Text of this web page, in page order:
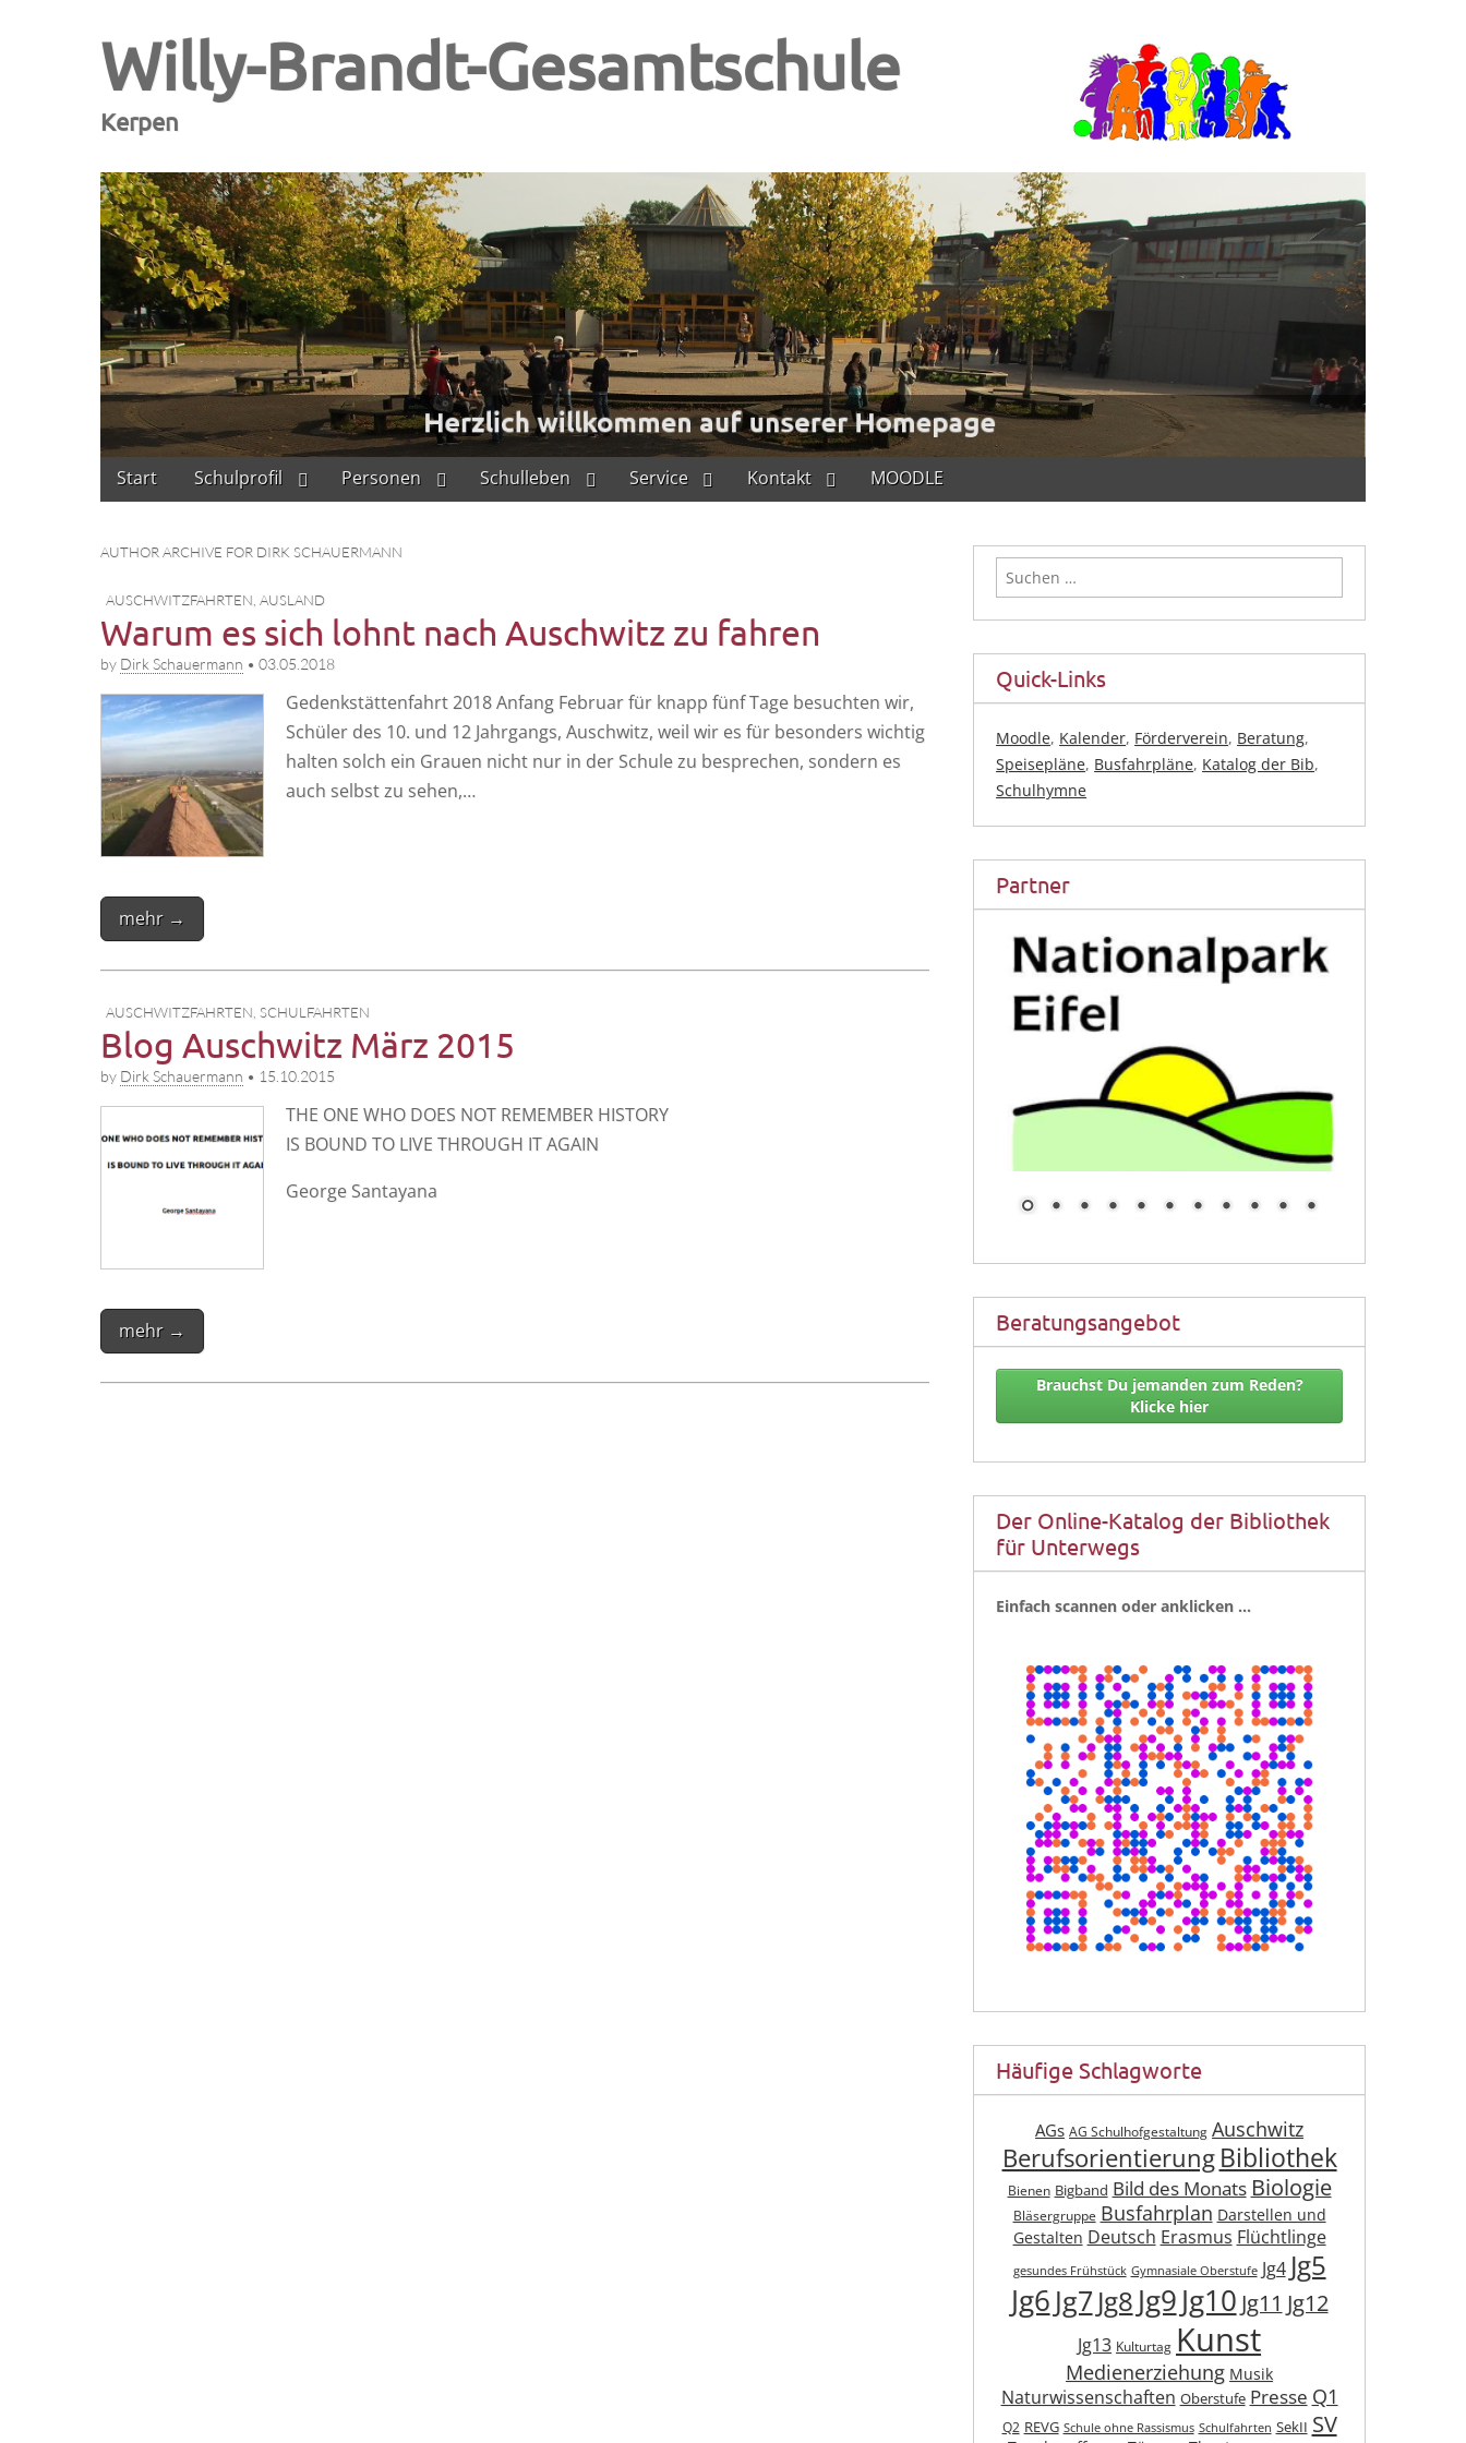
Willy-Brandt-Gesamtschule
Kerpen
Main
menu
Skip
to
Start Schulprofil Personen Schulleben Service Kontakt MOODLE
AUTHOR ARCHIVE FOR DIRK SCHAUERMANN
AUSCHWITZFAHRTEN AUSLAND
Warum es sich lohnt nach Auschwitz zu fahren
by Dirk Schauermann • 03.05.2018
Gedenk­stät­ten­fahrt 2018 Anfang Febru­ar für knapp fünf Tage besuch­ten wir,
Schü­ler des 10. und 12 Jahr­gangs, Ausch­witz, weil wir es für beson­ders wich­tig
hal­ten solch ein Grau­en nicht nur in der Schu­le zu bespre­chen, son­dern es
auch selbst zu sehen,…
mehr →
AUSCHWITZFAHRTEN SCHULFAHRTEN
Blog Auschwitz März 2015
by Dirk Schauermann • 15.10.2015
THE ONE WHO DOES NOT REMEMBER HISTORY
IS BOUND TO LIVE THROUGH IT AGAIN
Geor­ge Santayana
mehr →
Suchen
nach:
Quick-Links
Moodle, Kalender, Förderverein, Beratung,
Speisepläne, Busfahrpläne, Katalog der Bib,
Schulhymne
Partner
Beratungsangebot
Brauchst Du jemanden zum Reden?
Klicke hier
Der Online-Katalog der Bibliothek
für Unterwegs
Ein­fach scan­nen oder anklicken …
Häufige Schlagworte
AGs AG Schulhofgestaltung Auschwitz
Berufsorientierung Bibliothek
Bienen Bigband Bild des Monats Biologie
Bläsergruppe Busfahrplan Darstellen und
Gestalten Deutsch Erasmus Flüchtlinge
gesundes Frühstück Gymnasiale Oberstufe Jg4 Jg5
Jg6 Jg7 Jg8 Jg9Jg10 Jg11 Jg12
Jg13 Kulturtag Kunst
Medienerziehung Musik
Naturwissenschaften Oberstufe Presse Q1
Q2 REVG Schule ohne Rassismus Schulfahrten SekII SV